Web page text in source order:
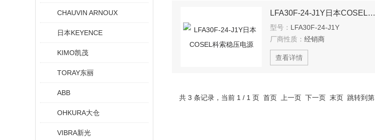
CHAUVIN ARNOUX
日本KEYENCE
KIMO凯茂
TORAY东丽
ABB
OHKURA大仓
VIBRA新光
LFA30F-24-J1Y日本COSEL科索稳压电源
型号： LFA30F-24-J1Y
厂商性质： 经销商
查看详情
共 3 条记录，当前 1 / 1 页 首页 上一页 下一页 末页 跳转到第